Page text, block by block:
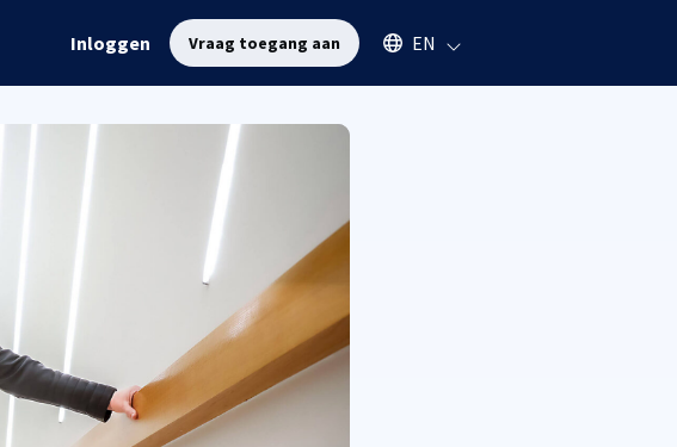
Inloggen Vraag toegang aan Select an available language
EN